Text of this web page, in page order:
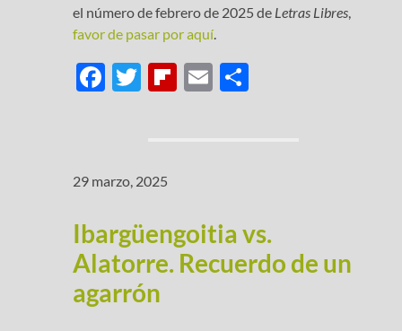
el número de febrero de 2025 de Letras Libres
favor de pasar por aquí
F
o
k
T
Fl E
r
29 marzo, 2025
Ibargüengoitia vs.
Alatorre. Recuerdo de un
agarrón